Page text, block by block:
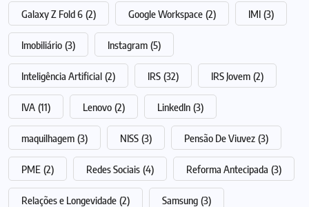
Galaxy Z Fold 6 (2) Google Workspace (2) IMI (3)
Imobiliário (3) Instagram (5)
Inteligência Artificial (2) IRS (32) IRS Jovem (2)
IVA (11) Lenovo (2) LinkedIn (3)
maquilhagem (3) NISS (3) Pensão De Viuvez (3)
PME (2) Redes Sociais (4) Reforma Antecipada (3)
Relações e Longevidade (2) Samsung (3)